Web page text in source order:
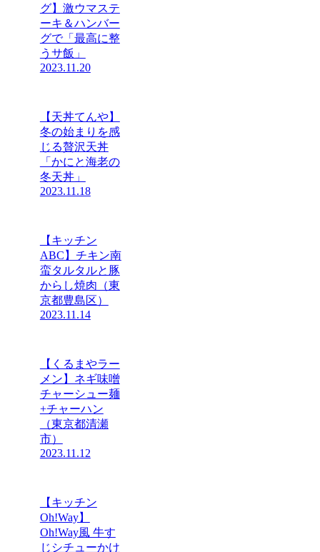
グ】激ウマステ
ーキ＆ハンバー
グで「最高に整
うサ飯」
2023.11.20
【天丼てんや】
冬の始まりを感
じる贅沢天丼
「かにと海老の
冬天丼」
2023.11.18
【キッチン
ABC】チキン南
蛮タルタルと豚
からし焼肉（東
京都豊島区）
2023.11.14
【くるまやラー
メン】ネギ味噌
チャーシュー麺
+チャーハン
（東京都清瀬
市）
2023.11.12
【キッチン
Oh!Way】
Oh!Way風 牛す
じシチューかけ